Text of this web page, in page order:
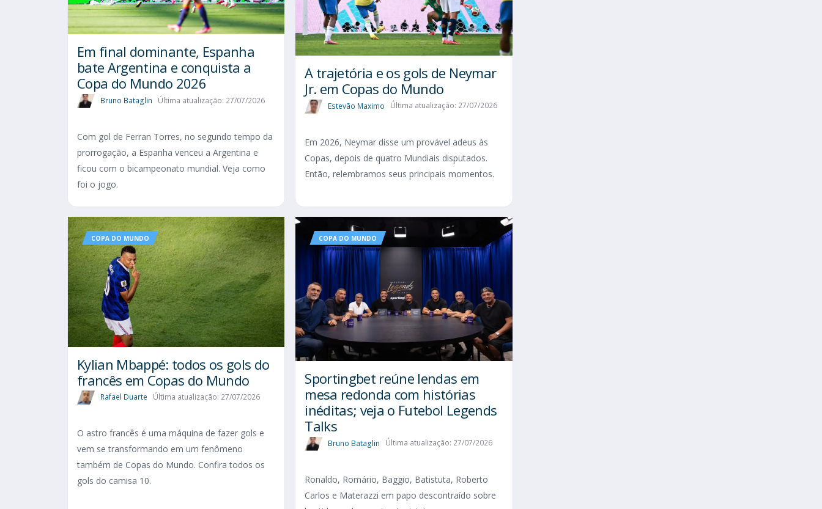
Em final dominante, Espanha
bate Argentina e conquista a
Copa do Mundo 2026
Bruno Bataglin Última atualização: 27/07/2026
Com gol de Ferran Torres, no segundo tempo da
prorrogação, a Espanha venceu a Argentina e
ficou com o bicampeonato mundial. Veja como
foi o jogo.
A trajetória e os gols de Neymar
Jr. em Copas do Mundo
Estevão Maximo Última atualização: 27/07/2026
Em 2026, Neymar disse um provável adeus às
Copas, depois de quatro Mundiais disputados.
Então, relembramos seus principais momentos.
COPA DO MUNDO
Kylian Mbappé: todos os gols do
francês em Copas do Mundo
Rafael Duarte Última atualização: 27/07/2026
O astro francês é uma máquina de fazer gols e
vem se transformando em um fenômeno
também de Copas do Mundo. Confira todos os
gols do camisa 10.
COPA DO MUNDO
Sportingbet reúne lendas em
mesa redonda com histórias
inéditas; veja o Futebol Legends
Talks
Bruno Bataglin Última atualização: 27/07/2026
Ronaldo, Romário, Baggio, Batistuta, Roberto
Carlos e Materazzi em papo descontraído sobre